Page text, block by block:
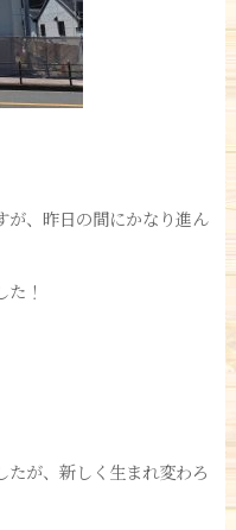
が、昨日の間にかなり進ん
！
たが、新しく生まれ変わろ